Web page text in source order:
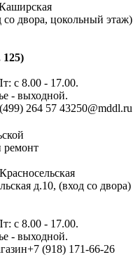
двора, цокольный этаж)
125)
с 8.00 - 17.00.
- выходной.
264 57 43250@mddl.ru
ремонт
д.10, (вход со двора)
с 8.00 - 17.00.
- выходной.
+7 (918) 171-66-26